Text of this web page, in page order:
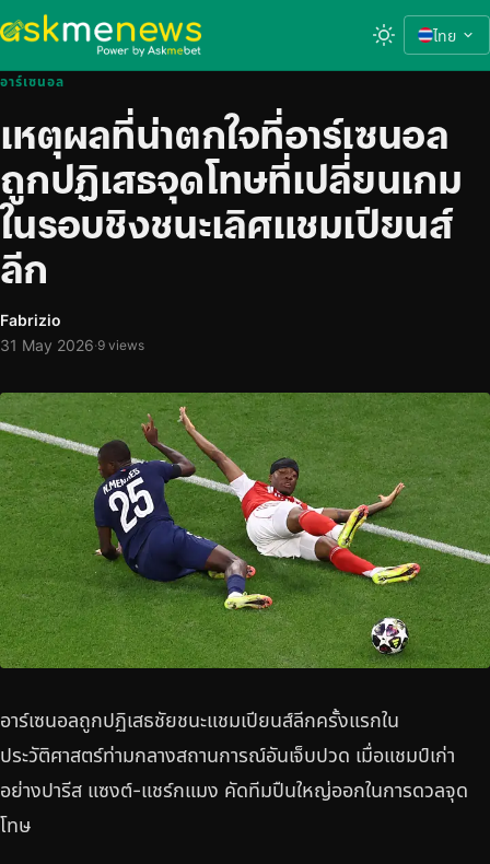
ไทย
อาร์เซนอล
เหตุผลที่น่าตกใจที่อาร์เซนอล
ถูกปฏิเสธจุดโทษที่เปลี่ยนเกม
ในรอบชิงชนะเลิศแชมเปียนส์
ลีก
Fabrizio
31 May 2026·9 views
อาร์เซนอลถูกปฏิเสธชัยชนะแชมเปียนส์ลีกครั้งแรกใน
ประวัติศาสตร์ท่ามกลางสถานการณ์อันเจ็บปวด เมื่อแชมป์เก่า
อย่างปารีส แซงต์-แชร์กแมง คัดทีมปืนใหญ่ออกในการดวลจุด
โทษ